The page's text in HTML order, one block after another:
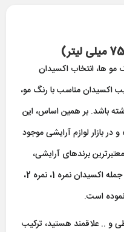
مو ها، انتخاب اکسیدان
اکسیدان مناسب با رنگ مو،
باشد. بر همین اساس، این
در بازار لوازم آرایشی موجود
برندهای آرایشی،
اکسیدان های خود را در انواع مختلفی از جمله اکسیدان نمره 1، نمره 2،
و .. علاقمند هستید، ترکیب